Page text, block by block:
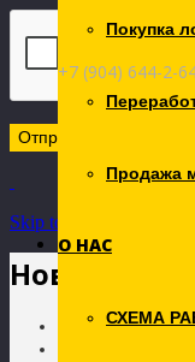
+7 (904) 644-2-
Покупка
Продажа
О НАС
СХЕМА
Skip to Content
Новости
Главная